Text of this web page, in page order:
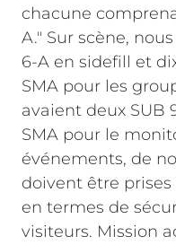
chacune
A." Sur scène,
6-A en sidefill et
SMA pour les
avaient deux SUB
SMA pour le
événements, de
doivent être
en termes de
visiteurs. Mission